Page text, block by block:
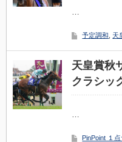
…
予定調和 天
天皇賞秋
クラシッ
…
PinPoint １